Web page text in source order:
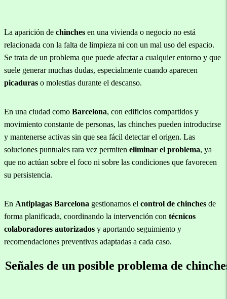
La aparición de chinches en una vivienda o negocio no está
relacionada con la falta de limpieza ni con un mal uso del espacio.
Se trata de un problema que puede afectar a cualquier entorno y que
suele generar muchas dudas, especialmente cuando aparecen
picaduras o molestias durante el descanso.
En una ciudad como Barcelona, con edificios compartidos y
movimiento constante de personas, las chinches pueden introducirse
y mantenerse activas sin que sea fácil detectar el origen. Las
soluciones puntuales rara vez permiten eliminar el problema, ya
que no actúan sobre el foco ni sobre las condiciones que favorecen
su persistencia.
En Antiplagas Barcelona gestionamos el control de chinches de
forma planificada, coordinando la intervención con técnicos
colaboradores autorizados y aportando seguimiento y
recomendaciones preventivas adaptadas a cada caso.
Señales de un posible problema de